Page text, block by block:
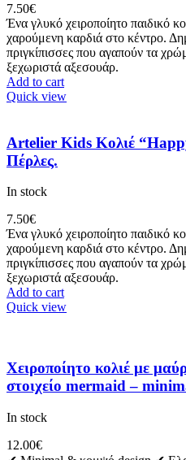
7.50€
Ένα γλυκό χειροποίητο παιδικό
χαρούμενη καρδιά στο κέντρο.
πριγκίπισσες που αγαπούν τα
ξεχωριστά αξεσουάρ.
Add to cart
Quick view
Artelier Kids Κολιέ
Πέρλες.
In stock
7.50€
Ένα γλυκό χειροποίητο παιδικό
χαρούμενη καρδιά στο κέντρο.
πριγκίπισσες που αγαπούν τα
ξεχωριστά αξεσουάρ.
Add to cart
Quick view
Χειροποίητο κολιέ με
στοιχείο mermaid –
In stock
12.00€